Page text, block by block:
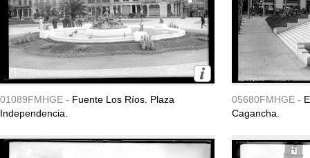
01089FMHGE - Fuente Los Ríos. Plaza
Independencia.
05680FMHGE -
Cagancha.